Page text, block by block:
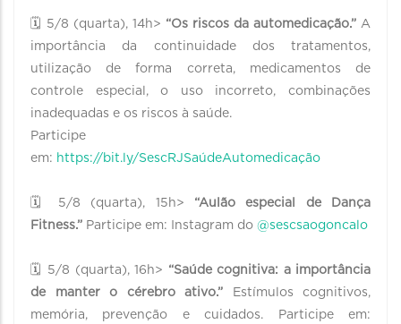
🗓 5/8 (quarta), 14h> “Os riscos da automedicação.” A
importância da continuidade dos tratamentos,
utilização de forma correta, medicamentos de
controle especial, o uso incorreto, combinações
inadequadas e os riscos à saúde.
Participe
em: https://bit.ly/SescRJSaúdeAutomedicação
🗓 5/8 (quarta), 15h> “Aulão especial de Dança
Fitness.” Participe em: Instagram do @sescsaogoncalo
🗓 5/8 (quarta), 16h> “Saúde cognitiva: a importância
de manter o cérebro ativo.” Estímulos cognitivos,
memória, prevenção e cuidados. Participe em: